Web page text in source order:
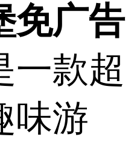
免广告
一款超
味游